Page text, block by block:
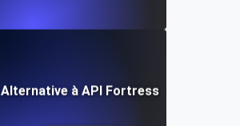
Alternative à API Fortress